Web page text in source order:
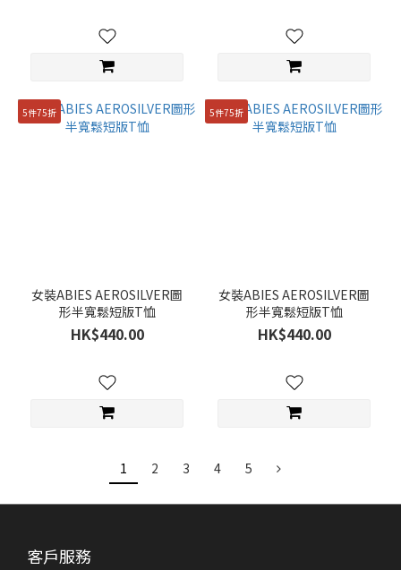
5件75折
女裝ABIES AEROSILVER圖
形半寬鬆短版T恤
HK$440.00
5件75折
女裝ABIES AEROSILVER圖
形半寬鬆短版T恤
HK$440.00
1 2 3 4 5
客戶服務